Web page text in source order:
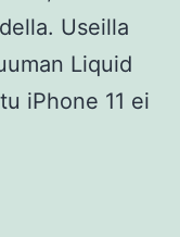
Useilla
Liquid
iPhone 11 ei